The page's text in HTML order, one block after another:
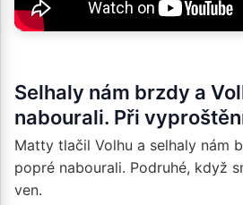
Selhaly nám brzdy a
nabourali. Při
Matty tlačil Volhu a selhaly nám
popré nabourali. Podruhé, když
ven.